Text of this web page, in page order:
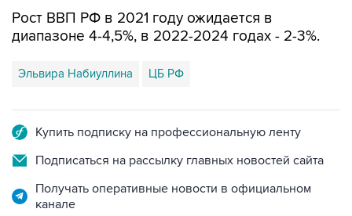
Эльвира Набиуллина ЦБ РФ
Подписаться на рассылку главных новостей сайта
Получать оперативные новости в официальном